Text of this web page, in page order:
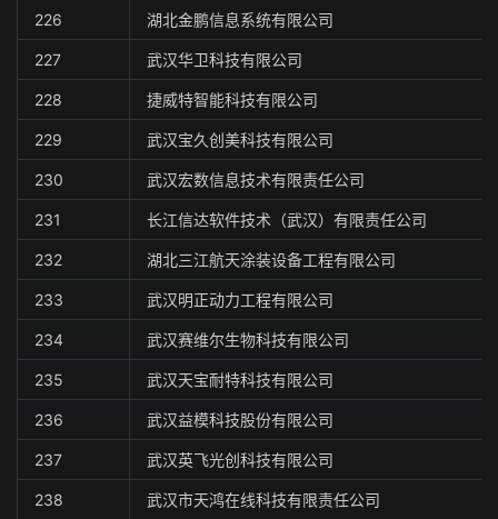
226 湖北金鹏信息系统有限公司
227 武汉华卫科技有限公司
228 捷威特智能科技有限公司
229 武汉宝久创美科技有限公司
230 武汉宏数信息技术有限责任公司
231 长江信达软件技术（武汉）有限责任公司
232 湖北三江航天涂装设备工程有限公司
233 武汉明正动力工程有限公司
234 武汉赛维尔生物科技有限公司
235 武汉天宝耐特科技有限公司
236 武汉益模科技股份有限公司
237 武汉英飞光创科技有限公司
238 武汉市天鸿在线科技有限责任公司